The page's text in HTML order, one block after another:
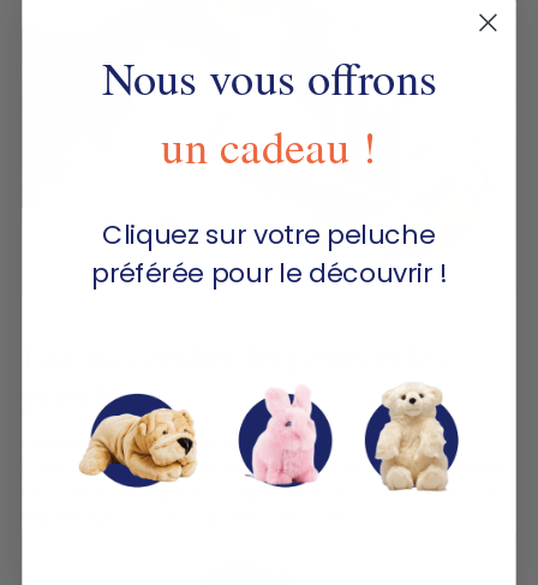
grands
Cousue main pièce par pièce dans notre atelier en
Italie, chaque peluche demande jusqu'à quinze heures
de travail. Le regard, souligné au crayon, lui donne son
Nous vous offrons
un cadeau !
Cliquez sur votre peluche
préférée pour le découvrir !